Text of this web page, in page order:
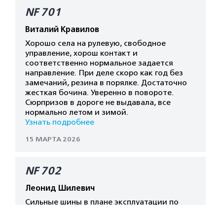
NF 701
Виталий Кравилов
Хорошо села на рулевую, свободное
управление, хорош контакт и
соответственно нормальное задается
направление. При деле скоро как год без
замечаний, резина в порялке. Достаточно
жесткая бочина. Уверенно в повороте.
Сюрпризов в дороге не выдавала, все
нормально летом и зимой.
Узнать подробнее
15 МАРТА 2026
NF 702
Леонид Шилевич
Сильные шины в плане эксплуатации по